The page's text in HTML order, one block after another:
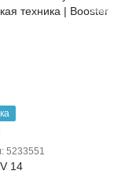
5233551
14